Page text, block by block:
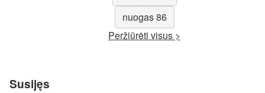
nuogas 86
Peržiūrėti visus >
Susijęs